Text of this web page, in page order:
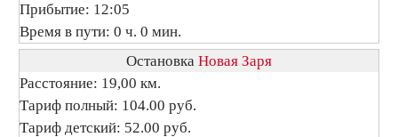
Прибытие: 12:05
Время в пути: 0 ч. 0 мин.
Остановка Новая Заря
Расстояние: 19,00 км.
Тариф полный: 104.00 руб.
Тариф детский: 52.00 руб.